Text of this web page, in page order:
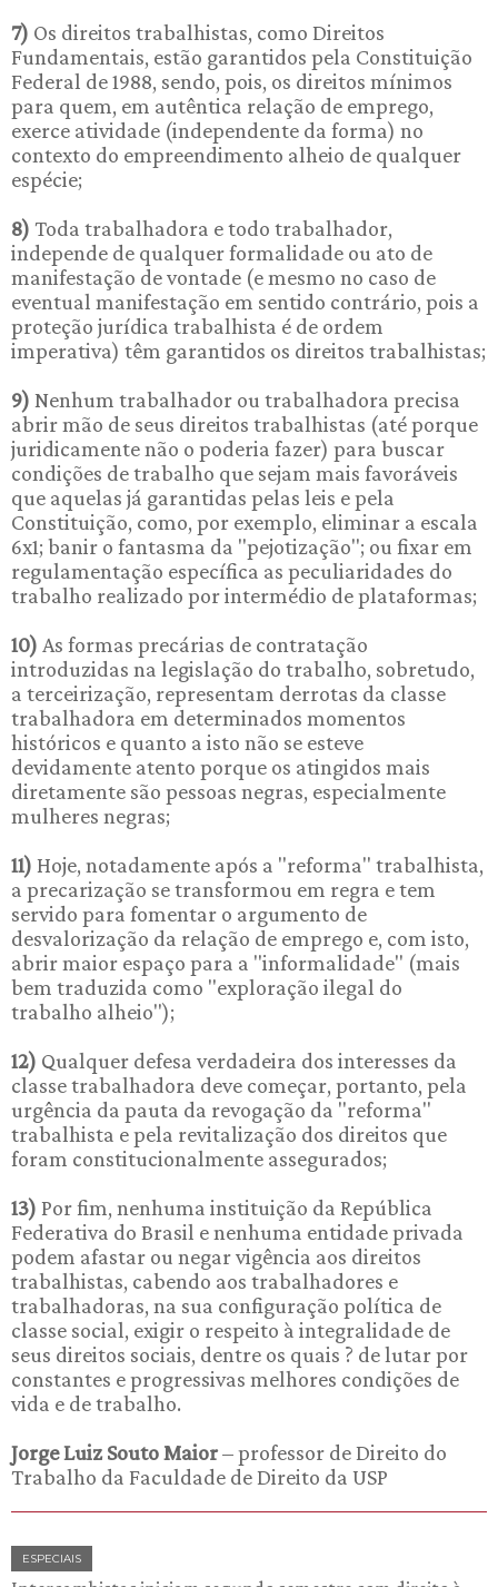
7) Os direitos trabalhistas, como Direitos
Fundamentais, estão garantidos pela Constituição
Federal de 1988, sendo, pois, os direitos mínimos
para quem, em autêntica relação de emprego,
exerce atividade (independente da forma) no
contexto do empreendimento alheio de qualquer
espécie;
8) Toda trabalhadora e todo trabalhador,
independe de qualquer formalidade ou ato de
manifestação de vontade (e mesmo no caso de
eventual manifestação em sentido contrário, pois a
proteção jurídica trabalhista é de ordem
imperativa) têm garantidos os direitos trabalhistas;
9) Nenhum trabalhador ou trabalhadora precisa
abrir mão de seus direitos trabalhistas (até porque
juridicamente não o poderia fazer) para buscar
condições de trabalho que sejam mais favoráveis
que aquelas já garantidas pelas leis e pela
Constituição, como, por exemplo, eliminar a escala
6x1; banir o fantasma da "pejotização"; ou fixar em
regulamentação específica as peculiaridades do
trabalho realizado por intermédio de plataformas;
10) As formas precárias de contratação
introduzidas na legislação do trabalho, sobretudo,
a terceirização, representam derrotas da classe
trabalhadora em determinados momentos
históricos e quanto a isto não se esteve
devidamente atento porque os atingidos mais
diretamente são pessoas negras, especialmente
mulheres negras;
11) Hoje, notadamente após a "reforma" trabalhista,
a precarização se transformou em regra e tem
servido para fomentar o argumento de
desvalorização da relação de emprego e, com isto,
abrir maior espaço para a "informalidade" (mais
bem traduzida como "exploração ilegal do
trabalho alheio");
12) Qualquer defesa verdadeira dos interesses da
classe trabalhadora deve começar, portanto, pela
urgência da pauta da revogação da "reforma"
trabalhista e pela revitalização dos direitos que
foram constitucionalmente assegurados;
13) Por fim, nenhuma instituição da República
Federativa do Brasil e nenhuma entidade privada
podem afastar ou negar vigência aos direitos
trabalhistas, cabendo aos trabalhadores e
trabalhadoras, na sua configuração política de
classe social, exigir o respeito à integralidade de
seus direitos sociais, dentre os quais ? de lutar por
constantes e progressivas melhores condições de
vida e de trabalho.
Jorge Luiz Souto Maior– professor de Direito do
Trabalho da Faculdade de Direito da USP
ESPECIAIS